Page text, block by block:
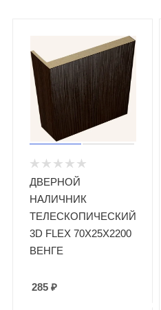
ДВЕРНОЙ
НАЛИЧНИК
ТЕЛЕСКОПИЧЕСКИЙ
3D FLEX 70Х25Х2200
ВЕНГЕ
285 ₽